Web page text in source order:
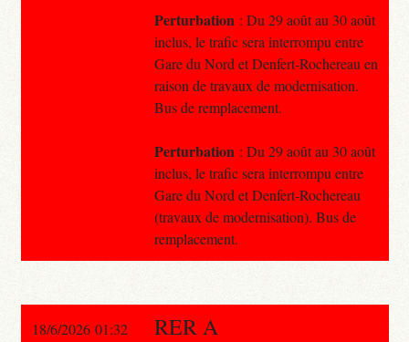
Perturbation : Du 29 août au 30 août
inclus, le trafic sera interrompu entre
Gare du Nord et Denfert-Rochereau en
raison de travaux de modernisation.
Bus de remplacement.
Perturbation : Du 29 août au 30 août
inclus, le trafic sera interrompu entre
Gare du Nord et Denfert-Rochereau
(travaux de modernisation). Bus de
remplacement.
18/6/2026 01:32 RER A